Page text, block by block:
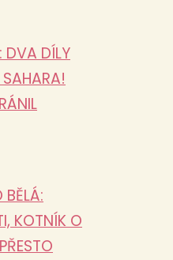
DVA DÍLY
KOTNÍK O